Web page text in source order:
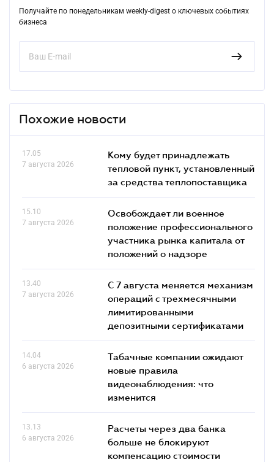
Получайте по понедельникам weekly-digest о ключевых событиях
бизнеса
Похожие новости
17.05
7 августа 2026
Кому будет принадлежать
тепловой пункт, установленный
за средства теплопоставщика
15.10
7 августа 2026
Освобождает ли военное
положение профессионального
участника рынка капитала от
положений о надзоре
13.40
7 августа 2026
С 7 августа меняется механизм
операций с трехмесячными
лимитированными
депозитными сертификатами
14.04
6 августа 2026
Табачные компании ожидают
новые правила
видеонаблюдения: что
изменится
13.13
6 августа 2026
Расчеты через два банка
больше не блокируют
компенсацию стоимости